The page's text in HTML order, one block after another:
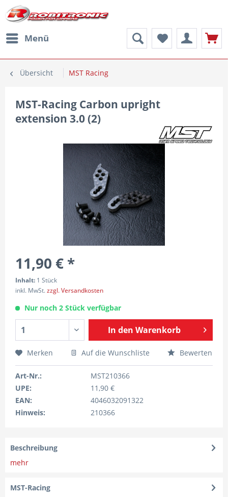
Menü
Übersicht MST Racing
MST-Racing Carbon upright
extension 3.0 (2)
11,90 € *
Inhalt: 1 Stück
inkl. MwSt.zzgl. Versandkosten
Nur noch 2 Stück verfügbar
In den Warenkorb
Merken Auf die Wunschliste Bewerten
Art-Nr.:
MST210366
UPE:
11,90 €
EAN:
4046032091322
Hinweis:
210366
Beschreibung
mehr
MST-Racing